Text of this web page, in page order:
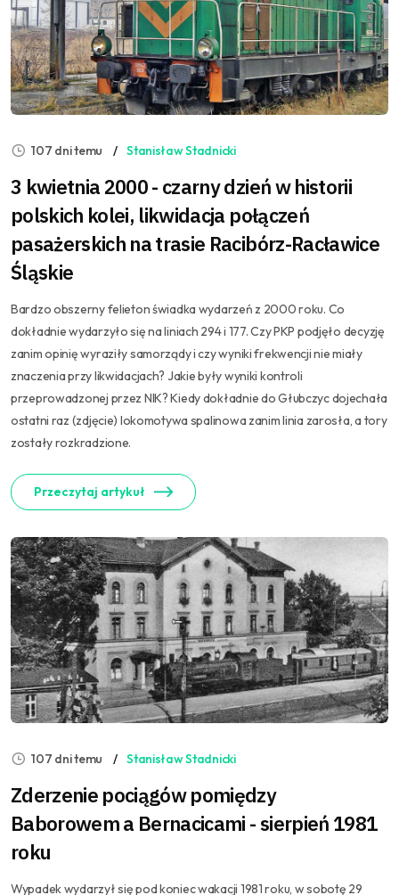
107 dni temu Stanisław Stadnicki
3 kwietnia 2000 - czarny dzień w historii
polskich kolei, likwidacja połączeń
pasażerskich na trasie Racibórz-Racławice
Śląskie
Bardzo obszerny felieton świadka wydarzeń z 2000 roku. Co
dokładnie wydarzyło się na liniach 294 i 177. Czy PKP podjęło decyzję
zanim opinię wyraziły samorządy i czy wyniki frekwencji nie miały
znaczenia przy likwidacjach? Jakie były wyniki kontroli
przeprowadzonej przez NIK? Kiedy dokładnie do Głubczyc dojechała
ostatni raz (zdjęcie) lokomotywa spalinowa zanim linia zarosła, a tory
zostały rozkradzione.
Przeczytaj artykuł
107 dni temu Stanisław Stadnicki
Zderzenie pociągów pomiędzy
Baborowem a Bernacicami - sierpień 1981
roku
Wypadek wydarzył się pod koniec wakacji 1981 roku, w sobotę 29